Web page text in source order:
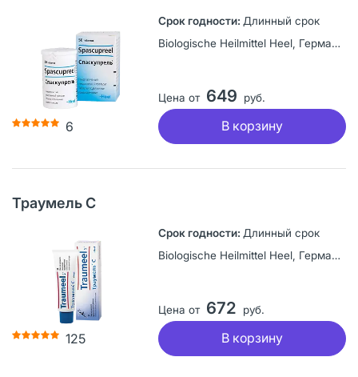
6
Длинный срок
Biologische Heilmittel Heel, Германия
Цена от 649 руб.
В корзину
Траумель С
125
Длинный срок
Biologische Heilmittel Heel, Германия
Цена от 672 руб.
В корзину